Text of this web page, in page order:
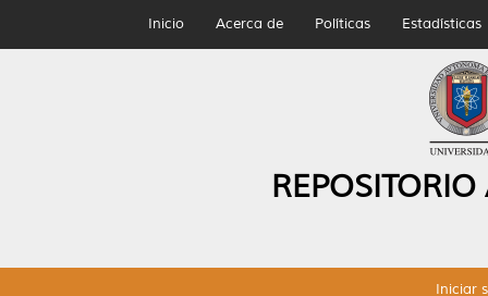
Inicio Acerca de Políticas Estadísticas
Iniciar